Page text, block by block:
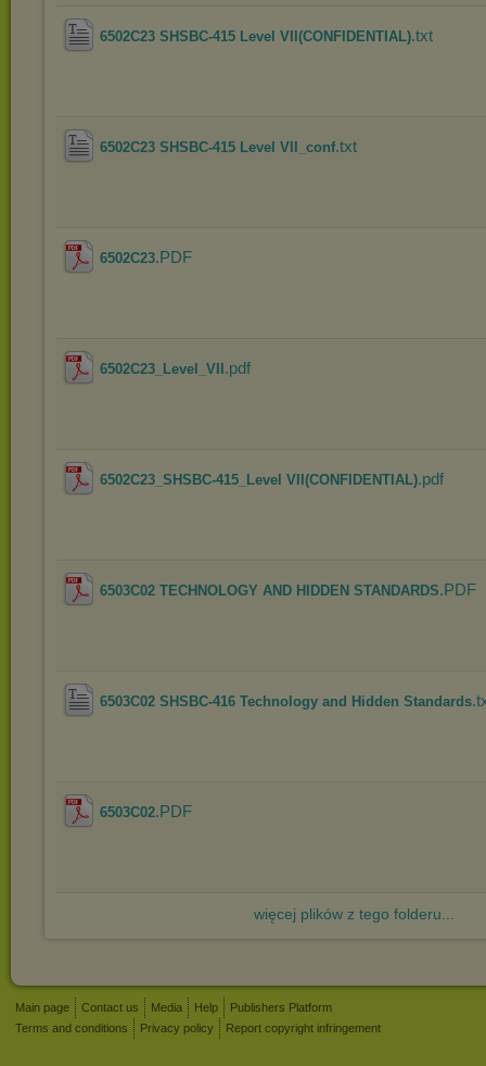
6502C23 SHSBC-415 Level VII(CONFIDENTIAL).txt
6502C23 SHSBC-415 Level VII_conf.txt
6502C23.PDF
6502C23_Level_VII .pdf
6502C23_SHSBC-415_Level VII(CONFIDENTIAL).pdf
6503C02 TECHNOLOGY AND HIDDEN STANDARDS.PDF
6503C02 SHSBC-416 Technology and Hidden Standards
6503C02.PDF
więcej plików z tego folderu...
Main page Contact us Media Help
Publishers Platform
Terms and conditions
Privacy policy Report copyright infringement